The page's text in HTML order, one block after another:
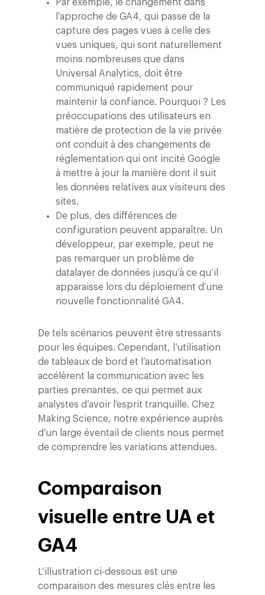
Par exemple, le changement dans
l’approche de GA4, qui passe de la
capture des pages vues à celle des
vues uniques, qui sont naturellement
moins nombreuses que dans
Universal Analytics, doit être
communiqué rapidement pour
maintenir la confiance. Pourquoi ? Les
préoccupations des utilisateurs en
matière de protection de la vie privée
ont conduit à des changements de
réglementation qui ont incité Google
à mettre à jour la manière dont il suit
les données relatives aux visiteurs des
sites.
De plus, des différences de
configuration peuvent apparaître. Un
développeur, par exemple, peut ne
pas remarquer un problème de
datalayer de données jusqu’à ce qu’il
apparaisse lors du déploiement d’une
nouvelle fonctionnalité GA4.
De tels scénarios peuvent être stressants
pour les équipes. Cependant, l’utilisation
de tableaux de bord et l’automatisation
accélèrent la communication avec les
parties prenantes, ce qui permet aux
analystes d’avoir l’esprit tranquille. Chez
Making Science, notre expérience auprès
d’un large éventail de clients nous permet
de comprendre les variations attendues.
Comparaison
visuelle entre UA et
GA4
L’illustration ci-dessous est une
comparaison des mesures clés entre les